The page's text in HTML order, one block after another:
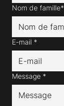
Nom de famille*
E-mail *
Message *